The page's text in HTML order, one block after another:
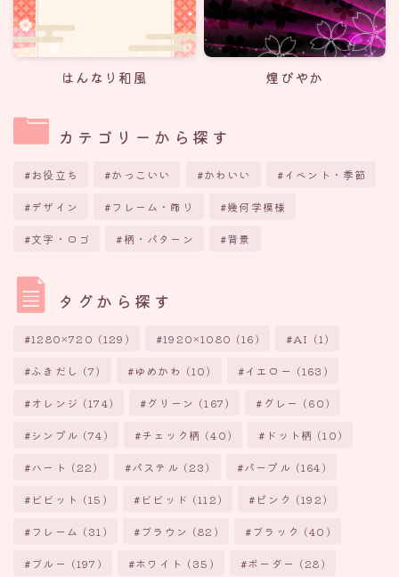
はんなり和風 煌びやか
カテゴリーから探す
お役立ち かっこいい かわいい イベント・季節
デザイン フレーム・飾り 幾何学模様
文字・ロゴ 柄・パターン 背景
タグから探す
1280×720 (129) 1920×1080 (16) AI (1)
ふきだし (7) ゆめかわ (10) イエロー (163)
オレンジ (174) グリーン (167) グレー (60)
シンプル (74) チェック柄 (40) ドット柄 (10)
ハート (22) パステル (23) パープル (164)
ビビット (15) ビビッド (112) ピンク (192)
フレーム (31) ブラウン (82) ブラック (40)
ブルー (197) ホワイト (35) ボーダー (28)